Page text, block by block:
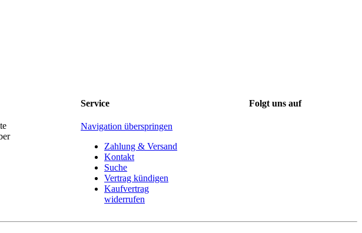
Service
Navigation überspringen
Zahlung & Versand
Kontakt
Suche
Vertrag kündigen
Kaufvertrag
widerrufen
Folgt uns auf